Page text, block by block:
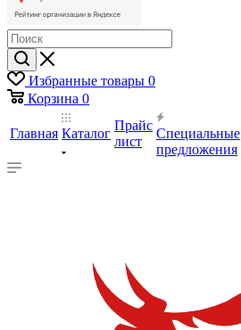
Избранные товары 0
Корзина 0
Главная Каталог
Прайс
лист
Специальные
предложения